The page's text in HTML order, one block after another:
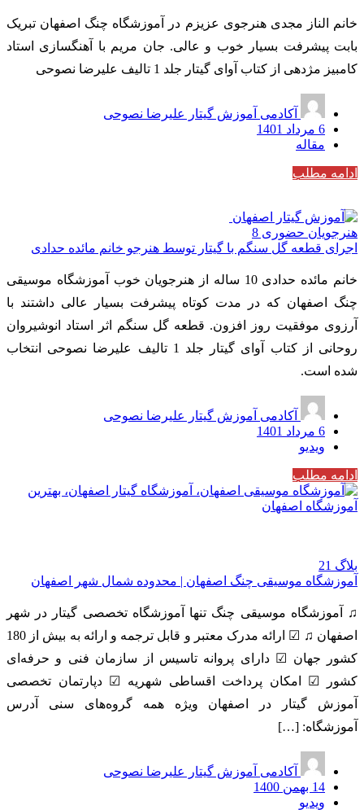
خانم الناز مجدی هنرجوی عزیزم در آموزشگاه چنگ اصفهان تبریک
بابت پیشرفت بسیار خوب و عالی. جان مریم با آهنگسازی استاد
کامبیز مژدهی از کتاب آوای گیتار جلد 1 تالیف علیرضا نصوحی
آکادمی آموزش گیتار علیرضا نصوحی
6 مرداد 1401
مقاله
ادامه مطلب
هنرجویان حضوری 8
اجرای قطعه گل سنگم با گیتار توسط هنرجو خانم مائده حدادی
خانم مائده حدادی 10 ساله از هنرجویان خوب آموزشگاه موسیقی
چنگ اصفهان که در مدت کوتاه پیشرفت بسیار عالی داشتند با
آرزوی موفقیت روز افزون. قطعه گل سنگم اثر استاد انوشیروان
روحانی از کتاب آوای گیتار جلد 1 تالیف علیرضا نصوحی انتخاب
شده است.
آکادمی آموزش گیتار علیرضا نصوحی
6 مرداد 1401
ویدیو
ادامه مطلب
بلاگ 21
آموزشگاه موسیقی چنگ اصفهان | محدوده شمال شهر اصفهان
♫ آموزشگاه موسیقی چنگ تنها آموزشگاه تخصصی گیتار در شهر
اصفهان ♫ ☑ ارائه مدرک معتبر و قابل ترجمه و ارائه به بیش از 180
کشور جهان ☑ دارای پروانه تاسیس از سازمان فنی و حرفه‌ای
کشور ☑ امکان پرداخت اقساطی شهریه ☑ دپارتمان تخصصی
آموزش گیتار در اصفهان ویژه همه گروه‌های سنی آدرس
آموزشگاه: […]
آکادمی آموزش گیتار علیرضا نصوحی
14 بهمن 1400
ویدیو